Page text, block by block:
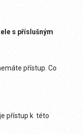
s příslušným
přístup. Co
přístup k této